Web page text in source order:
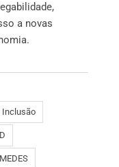
a novas
Inclusão